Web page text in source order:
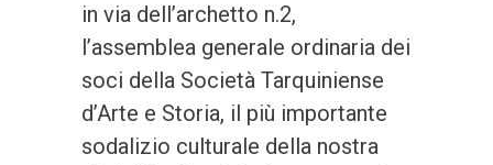
in via dell’archetto n.2,
l’assemblea generale ordinaria dei
soci della Società Tarquiniense
d’Arte e Storia, il più importante
sodalizio culturale della nostra